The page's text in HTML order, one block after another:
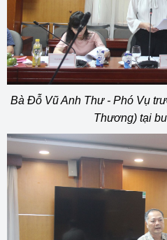
Bà Đỗ Vũ Anh Thư - Phó Vụ
Thương) tại